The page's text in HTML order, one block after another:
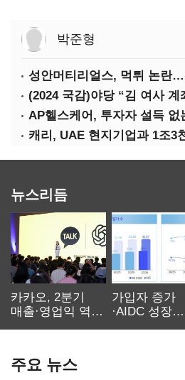
박준형
성안머티리얼스, 먹튀 논란…
(2024 국감)야당 “김 여사 계
뉴스리듬
카카오, 2분기
매출·영업익 역대
가입자 증가
·AIDC 성장…
주요 뉴스